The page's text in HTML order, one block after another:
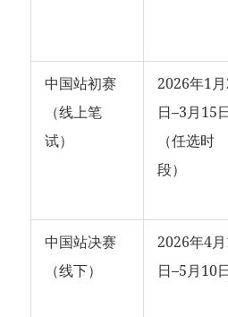
中国站初赛
（线上笔
试）
2026年1
日–3月15
（任选时
段）
中国站决赛
（线下）
2026年4
日–5月10